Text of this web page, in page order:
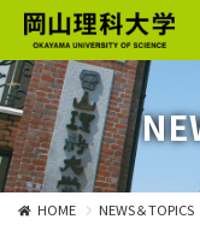
HOME NEWS＆TOPICS